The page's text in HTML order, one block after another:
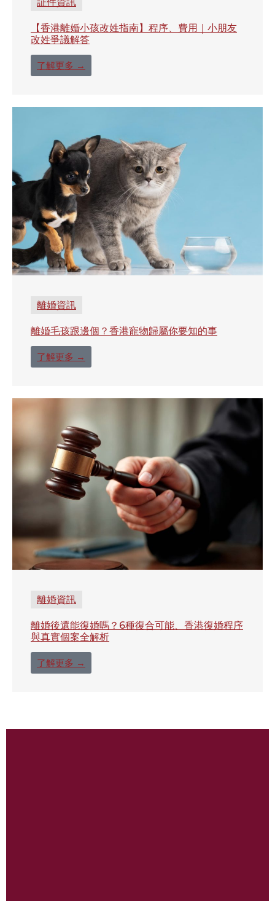
【香港離婚小孩改姓指南】程序、費用｜小朋友
改姓爭議解答
了解更多 →
離婚資訊
離婚毛孩跟邊個？香港寵物歸屬你要知的事
了解更多 →
離婚資訊
離婚後還能復婚嗎？6種復合可能、香港復婚程序
與真實個案全解析
了解更多 →